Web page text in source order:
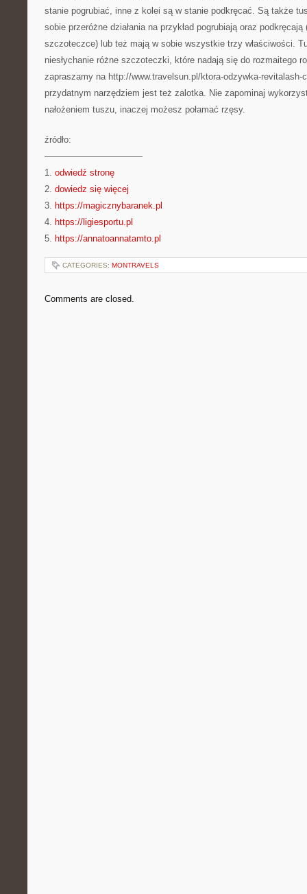
stanie pogrubiać, inne z kolei są w stanie podkręcać. Są także
sobie przeróżne działania na przykład pogrubiają oraz
szczoteczce) lub też mają w sobie wszystkie trzy właściwości.
niesłychanie różne szczoteczki, które nadają się do rozmaitego
zapraszamy na http://www.travelsun.pl/ktora-odzywka-revitalash-
przydatnym narzędziem jest też zalotka. Nie zapominaj
nałożeniem tuszu, inaczej możesz połamać rzęsy.
źródło:
———————————
1. odwiedź stronę
2. dowiedz się więcej
3. https://magicznybaranek.pl
4. https://ligiesportu.pl
5. https://annatoannatamto.pl
CATEGORIES: MONTRAVELS
Comments are closed.